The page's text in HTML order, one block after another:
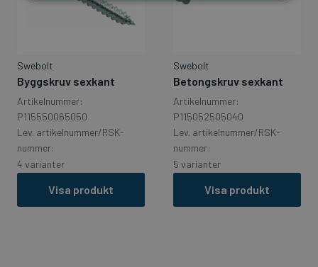
Swebolt
Byggskruv sexkant
Artikelnummer:
P115550065050
Lev. artikelnummer/RSK-
nummer:
4 varianter
Visa produkt
Swebolt
Betongskruv sexkant
Artikelnummer:
P115052505040
Lev. artikelnummer/RSK-
nummer:
5 varianter
Visa produkt